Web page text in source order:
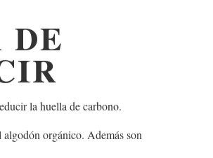
DE
la huella de carbono.
orgánico. Además son